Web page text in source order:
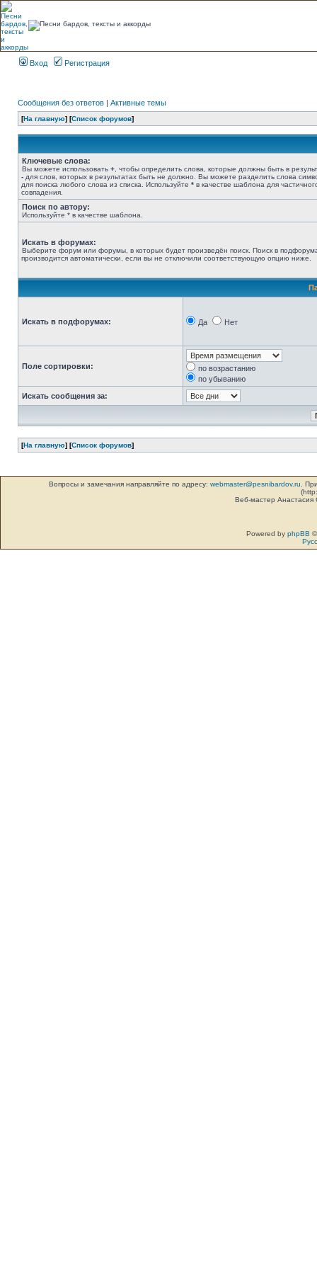
Вход Регистрация
Сообщения без ответов | Активные темы
[На главную] [Список форумов]
Ключевые слова:
Вы можете использовать + , чтобы определить слова, которые должны быть в
- для слов, которых в результатах быть не должно. Вы можете разделить слова
для поиска любого слова из списка. Используйте * в качестве шаблона для
совпадения.
Поиск по автору:
Используйте * в качестве шаблона.
Искать в форумах:
Выберите форум или форумы, в которых будет произведён поиск. Поиск в
производится автоматически, если вы не отключили соответствующую опцию ниже.
Искать в подфорумах: Да Нет
Поле сортировки:
по возрастанию
по убыванию
Искать сообщения за:
[На главную] [Список форумов]
Вопросы и замечания направляйте по адресу: webmaster@pesnibardov.ru .
Веб-мастер
Powered by phpBB